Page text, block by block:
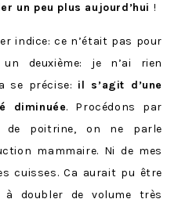
un peu plus aujourd’hui !
indice: ce n’était pas pour
deuxième: je n’ai rien
se précise: il s’agit d’une
diminuée. Procédons par
de poitrine, on ne parle
mammaire. Ni de mes
cuisses. Ca aurait pu être
doubler de volume très